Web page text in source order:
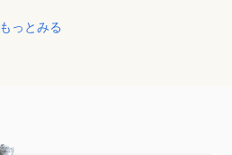
もっとみる